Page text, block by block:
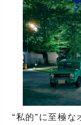
“私的”に至極